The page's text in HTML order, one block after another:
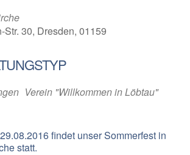
Str. 30, Dresden, 01159
Verein "Willkommen in Löbtau"
findet unser Sommerfest in
statt.